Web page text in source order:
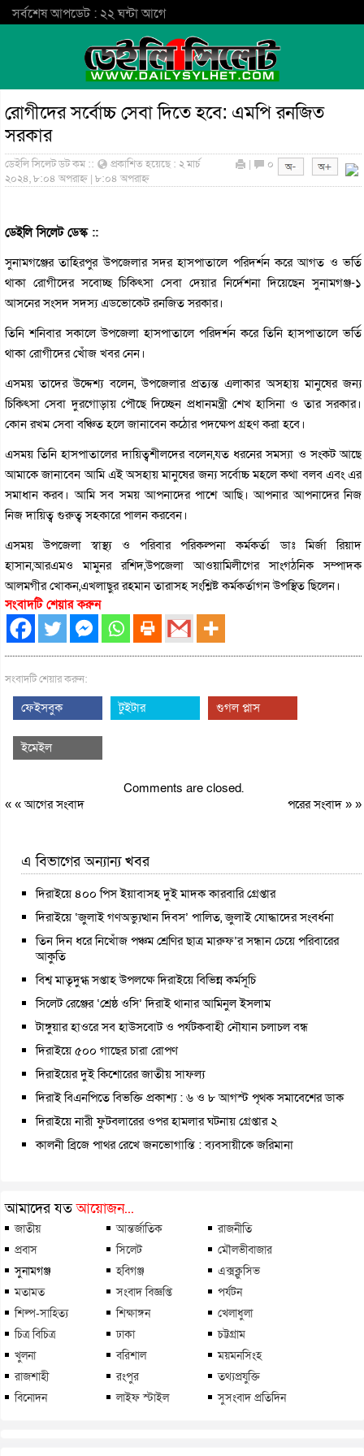
সর্বশেষ আপডেট : ২২ ঘন্টা আগে
রোগীদের সর্বোচ্চ সেবা দিতে হবে: এমপি রনজিত
সরকার
ডেইলি সিলেট ডট কম ::
প্রকাশিত হয়েছে : ২ মার্চ
২০২৪, ৮:০৪ অপরাহ্ন | ৮:০৪ অপরাহ্ন
| ০
ডেইলি সিলেট ডেস্ক ::
সুনামগঞ্জের তাহিরপুর উপজেলার সদর হাসপাতালে পরিদর্শন করে আগত ও ভর্তি
থাকা রোগীদের সবোচ্ছ চিকিৎসা সেবা দেয়ার নির্দেশনা দিয়েছেন সুনামগঞ্জ-১
আসনের সংসদ সদস্য এডভোকেট রনজিত সরকার।
তিনি শনিবার সকালে উপজেলা হাসপাতালে পরিদর্শন করে তিনি হাসপাতালে ভর্তি
থাকা রোগীদের খোঁজ খবর নেন।
এসময় তাদের উদ্দেশ্য বলেন, উপজেলার প্রত্যন্ত এলাকার অসহায় মানুষের জন্য
চিকিৎসা সেবা দুরগোড়ায় পৌছে দিচ্ছেন প্রধানমন্ত্রী শেখ হাসিনা ও তার সরকার।
কোন রখম সেবা বঞ্চিত হলে জানাবেন কঠোর পদক্ষেপ গ্রহণ করা হবে।
এসময় তিনি হাসপাতালের দায়িত্বশীলদের বলেন,যত ধরনের সমস্যা ও সংকট আছে
আমাকে জানাবেন আমি এই অসহায় মানুষের জন্য সর্বোচ্চ মহলে কথা বলব এবং এর
সমাধান করব। আমি সব সময় আপনাদের পাশে আছি। আপনার আপনাদের নিজ
নিজ দায়িত্ব গুরুত্ব সহকারে পালন করবেন।
এসময় উপজেলা স্বাস্থ্য ও পরিবার পরিকল্পনা কর্মকর্তা ডাঃ মির্জা রিয়াদ
হাসান,আরএমও মামুনর রশিদ,উপজেলা আওয়ামিলীগের সাংগঠনিক সম্পাদক
আলমগীর খোকন,এখলাছুর রহমান তারাসহ সংশ্লিষ্ট কর্মকর্তাগন উপস্থিত ছিলেন।
সংবাদটি শেয়ার করুন
সংবাদটি শেয়ার করুন:
ফেইসবুক টুইটার গুগল প্লাস
ইমেইল
Comments are closed.
« «আগের সংবাদ পরের সংবাদ» »
এ বিভাগের অন্যান্য খবর
দিরাইয়ে ৪০০ পিস ইয়াবাসহ দুই মাদক কারবারি গ্রেপ্তার
দিরাইয়ে ‘জুলাই গণঅভ্যুত্থান দিবস’ পালিত, জুলাই যোদ্ধাদের সংবর্ধনা
তিন দিন ধরে নিখোঁজ পঞ্চম শ্রেণির ছাত্র মারুফ’র সন্ধান চেয়ে পরিবারের
আকুতি
বিশ্ব মাতৃদুগ্ধ সপ্তাহ উপলক্ষে দিরাইয়ে বিভিন্ন কর্মসূচি
সিলেট রেঞ্জের ‘শ্রেষ্ঠ ওসি’ দিরাই থানার আমিনুল ইসলাম
টাঙ্গুয়ার হাওরে সব হাউসবোট ও পর্যটকবাহী নৌযান চলাচল বন্ধ
দিরাইয়ে ৫০০ গাছের চারা রোপণ
দিরাইয়ের দুই কিশোরের জাতীয় সাফল্য
দিরাই বিএনপিতে বিভক্তি প্রকাশ্য : ৬ ও ৮ আগস্ট পৃথক সমাবেশের ডাক
দিরাইয়ে নারী ফুটবলারের ওপর হামলার ঘটনায় গ্রেপ্তার ২
কালনী ব্রিজে পাথর রেখে জনভোগান্তি : ব্যবসায়ীকে জরিমানা
আমাদের যতআয়োজন...
জাতীয় আন্তর্জাতিক
রাজনীতি
প্রবাস
সিলেট
মৌলভীবাজার
সুনামগঞ্জ
হবিগঞ্জ
এক্সক্লুসিভ
মতামত
সংবাদ বিজ্ঞপ্তি
পর্যটন
শিল্প-সাহিত্য
শিক্ষাঙ্গন
খেলাধুলা
চিত্র বিচিত্র
ঢাকা
চট্টগ্রাম
খুলনা
বরিশাল
ময়মনসিংহ
রাজশাহী
রংপুর
তথ্যপ্রযুক্তি
বিনোদন
লাইফ স্টাইল সুসংবাদ প্রতিদিন